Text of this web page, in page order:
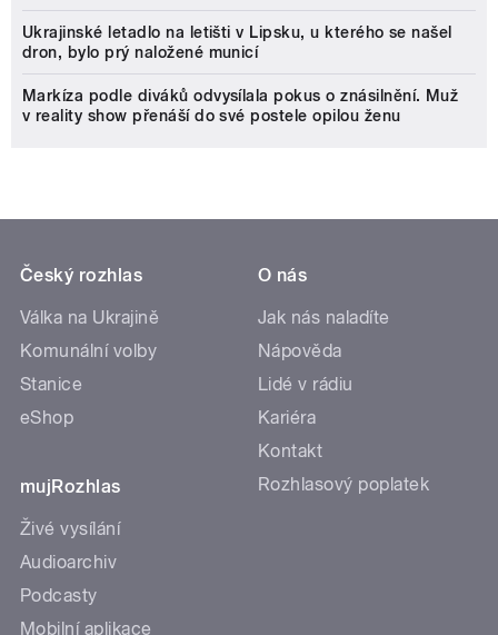
Ukrajinské letadlo na letišti v Lipsku, u kterého se našel
dron, bylo prý naložené municí
Markíza podle diváků odvysílala pokus o znásilnění. Muž
v reality show přenáší do své postele opilou ženu
Český rozhlas
Válka na Ukrajině
Komunální volby
Stanice
eShop
mujRozhlas
Živé vysílání
Audioarchiv
Podcasty
Mobilní aplikace
O nás
Jak nás naladíte
Nápověda
Lidé v rádiu
Kariéra
Kontakt
Rozhlasový poplatek